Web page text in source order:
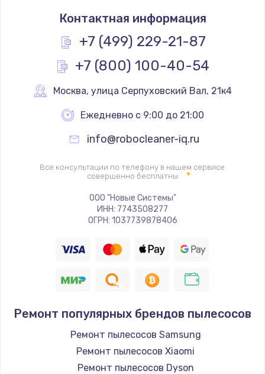
Комплексная профилактика (полная чистка и
диагностика)
2000 руб.
Заказать
Контактная информация
+7 (499) 229-21-87
+7 (800) 100-40-54
Москва, улица Серпуховский Вал, 21к4
Ежедневно с 9:00 до 21:00
info@robocleaner-iq.ru
Все консультации по телефону в нашем сервисе
совершенно бесплатны
ООО "Новые Системы"
ИНН: 7743508277
ОГРН: 1037739878406
Ремонт популярных брендов пылесосов
Ремонт пылесосов Samsung
Ремонт пылесосов Xiaomi
Ремонт пылесосов Dyson